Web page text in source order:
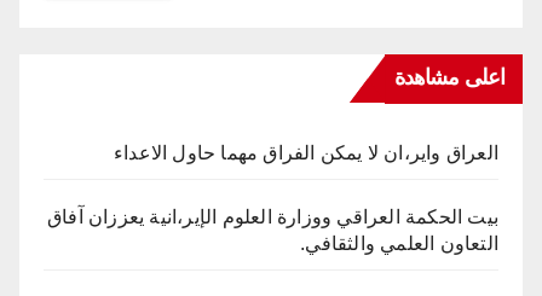
اعلى مشاهدة
العراق واير،ان لا يمكن الفراق مهما حاول الاعداء
بيت الحكمة العراقي ووزارة العلوم الإير،انية يعززان آفاق
التعاون العلمي والثقافي.